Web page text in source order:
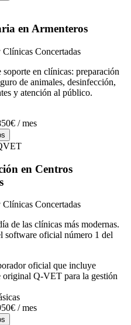
en Armenteros
Concertadas
soporte en clínicas: preparación
de animales, desinfección,
y atención al público.
/ mes
en Centros
Concertadas
de las clínicas más modernas.
software oficial número 1 del
oficial que incluye
Q-VET para la gestión
/ mes